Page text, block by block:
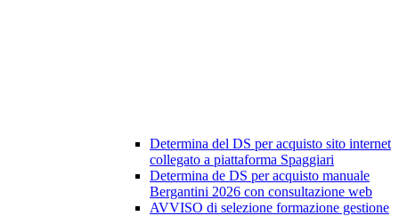
Determina del DS per acquisto sito internet
collegato a piattaforma Spaggiari
Determina de DS per acquisto manuale
Bergantini 2026 con consultazione web
AVVISO di selezione formazione gestione